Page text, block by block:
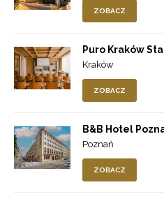
ZOBACZ
Puro Kraków
Kraków
ZOBACZ
B&B Hotel
Poznań
ZOBACZ